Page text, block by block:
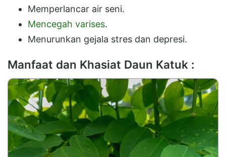
Memperlancar air seni.
Mencegah varises.
Menurunkan gejala stres dan depresi.
Manfaat dan Khasiat Daun Katuk :